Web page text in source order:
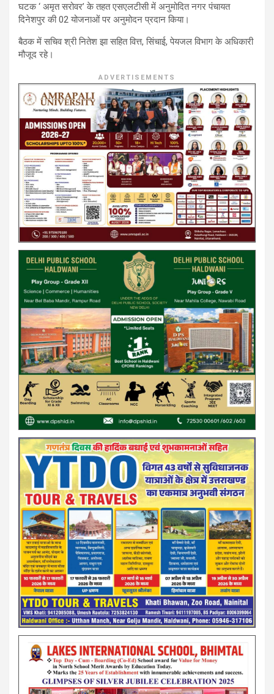
घटक ‘ अमृत सरोवर’ के तहत एसएलटीसी में अनुमोदित नगर पंचायत
दिनेशपुर की 02 योजनाओं पर अनुमोदन प्रदान किया।
बैठक में सचिव श्री नितेश झा सहित वित्त, सिंचाई, पेयजल विभाग के अधिकारी
मौजूद रहे।
ADVERTISEMENTS